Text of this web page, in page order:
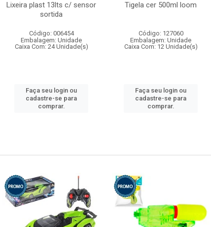
Lixeira plast 13lts c/ sensor
sortida
Código: 006454
Embalagem: Unidade
Caixa Com: 24 Unidade(s)
Faça seu login ou
cadastre-se para
comprar.
Tigela cer 500ml loom
Código: 127060
Embalagem: Unidade
Caixa Com: 12 Unidade(s)
Faça seu login ou
cadastre-se para
comprar.